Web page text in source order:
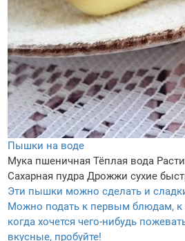
Пышки на воде
Мука пшеничная Тёплая вода
Сахарная пудра Дрожжи сухие
Эти пышки можно сделать и
Можно подать к первым блюдам, к
когда хочется чего-нибудь
вкусные, пробуйте!